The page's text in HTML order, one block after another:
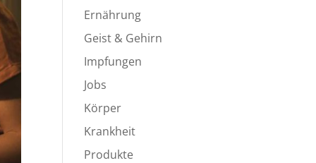
Ernährung
Geist & Gehirn
Impfungen
Jobs
Körper
Krankheit
Produkte